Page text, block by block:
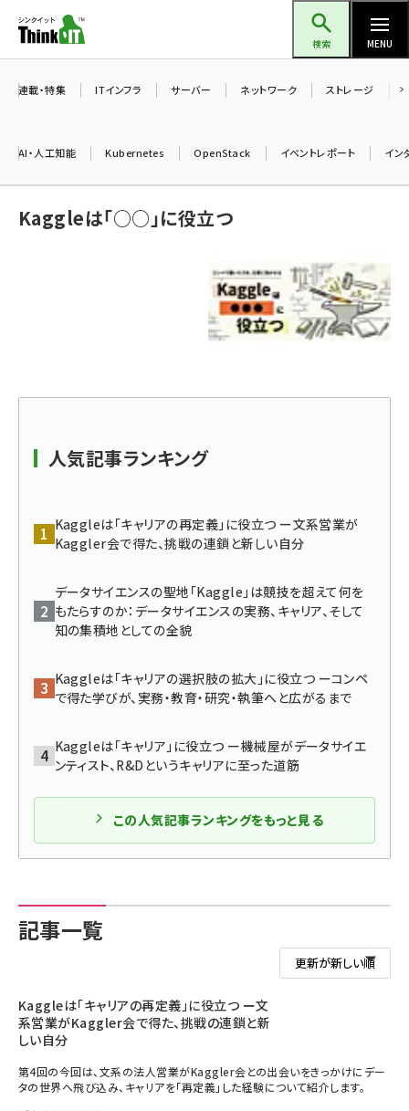
ン
ツ
検索 MENU
ai (2486)
北海道をのんびり旅する晴山佳須夫のヒント集！ (2025)
連載・特集 ITインフラ サーバー ネットワーク ストレージ
AI・人工知能 Kubernetes OpenStack イベントレポート イン
Kaggleは「○○」に役立つ
人気記事ランキング
Kaggleは「キャリアの再定義」に役立つ ー文系営業が
Kaggler会で得た、挑戦の連鎖と新しい自分
データサイエンスの聖地「Kaggle」は競技を超えて何を
もたらすのか：データサイエンスの実務、キャリア、そして
知の集積地としての全貌
Kaggleは「キャリアの選択肢の拡大」に役立つ ーコンペ
で得た学びが、実務・教育・研究・執筆へと広がるまで
Kaggleは「キャリア」に役立つ ー機械屋がデータサイエ
ンティスト、R&Dというキャリアに至った道筋
この人気記事ランキングをもっと見る
記事一覧
Kaggleは「キャリアの再定義」に役立つ ー文
系営業がKaggler会で得た、挑戦の連鎖と新
しい自分
第4回の今回は、文系の法人営業がKaggler会との出会いをきっかけにデー
タの世界へ飛び込み、キャリアを「再定義」した経験について紹介します。